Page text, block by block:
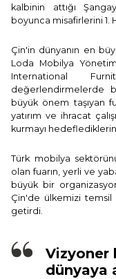
kalbinin attığı
boyunca misafirlerini 1.
Çin'in dünyanın en
Loda Mobilya
International
değerlendirmelerde
büyük önem taşıyan
yatırım ve ihracat
kurmayı
Türk mobilya
olan fuarın, yerli ve
büyük bir
Çin'de ülkemizi temsil
getirdi.
Vizyoner
dünyaya